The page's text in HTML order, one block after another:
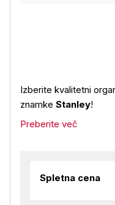
Izberite kvalitetni
znamke Stanley!
Preberite več
Spletna cena